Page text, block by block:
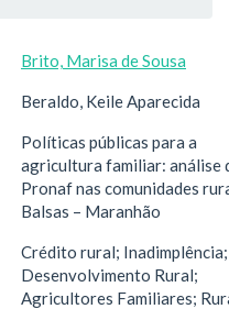
Brito, Marisa de Sousa
Beraldo, Keile Aparecida
Políticas públicas para a
agricultura familiar: análise
Pronaf nas comunidades
Balsas – Maranhão
Crédito rural; Inadimplência;
Desenvolvimento Rural;
Agricultores Familiares;